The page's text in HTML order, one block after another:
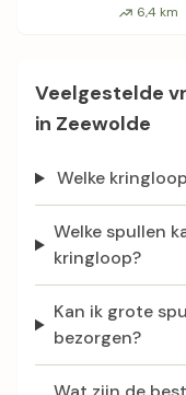
6,4 km
Veelgestelde
in Zeewolde
Welke
Welke spullen
kringloop?
Kan ik grote
bezorgen?